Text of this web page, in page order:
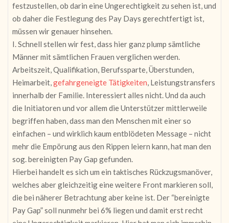
festzustellen, ob darin eine Ungerechtigkeit zu sehen ist, und
ob daher die Festlegung des Pay Days gerechtfertigt ist,
müssen wir genauer hinsehen.
I. Schnell stellen wir fest, dass hier ganz plump sämtliche
Männer mit sämtlichen Frauen verglichen werden.
Arbeitszeit, Qualifikation, Berufssparte, Überstunden,
Heimarbeit,gefahrgeneigte Tätigkeiten, Leistungstransfers
innerhalb der Familie. Interessiert alles nicht. Und da auch
die Initiatoren und vor allem die Unterstützer mittlerweile
begriffen haben, dass man den Menschen mit einer so
einfachen – und wirklich kaum entblödeten Message – nicht
mehr die Empörung aus den Rippen leiern kann, hat man den
sog. bereinigten Pay Gap gefunden.
Hierbei handelt es sich um ein taktisches Rückzugsmanöver,
welches aber gleichzeitig eine weitere Front markieren soll,
die bei näherer Betrachtung aber keine ist. Der “bereinigte
Pay Gap” soll nunmehr bei 6% liegen und damit erst recht